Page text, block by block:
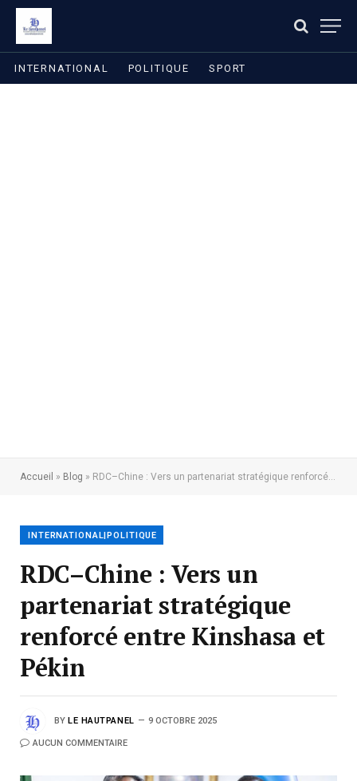
INTERNATIONAL POLITIQUE SPORT
Accueil » Blog » RDC–Chine : Vers un partenariat stratégique renforcé entre Kinshasa et Pékin
INTERNATIONAL|POLITIQUE
RDC–Chine : Vers un
partenariat stratégique
renforcé entre Kinshasa et
Pékin
BY LE HAUTPANEL 9 OCTOBRE 2025
AUCUN COMMENTAIRE